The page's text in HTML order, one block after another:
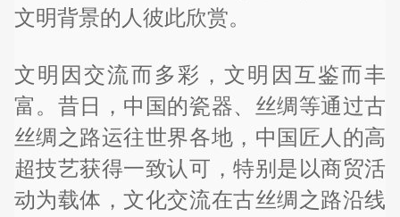
文明背景的人彼此欣赏。
文明因交流而多彩，文明因互鉴而丰
富。昔日，中国的瓷器、丝绸等通过古
丝绸之路运往世界各地，中国匠人的高
超技艺获得一致认可，特别是以商贸活
动为载体，文化交流在古丝绸之路沿线